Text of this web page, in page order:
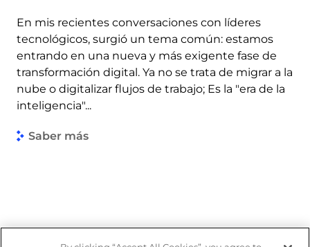
En mis recientes conversaciones con líderes
tecnológicos, surgió un tema común: estamos
entrando en una nueva y más exigente fase de
transformación digital. Ya no se trata de migrar a la
nube o digitalizar flujos de trabajo; Es la "era de la
inteligencia"...
Saber más